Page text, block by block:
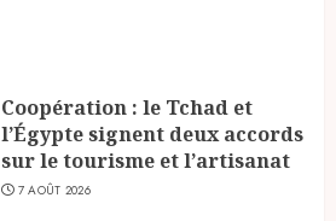
Coopération : le Tchad et
l’Égypte signent deux accords
sur le tourisme et l’artisanat
7 AOÛT 2026